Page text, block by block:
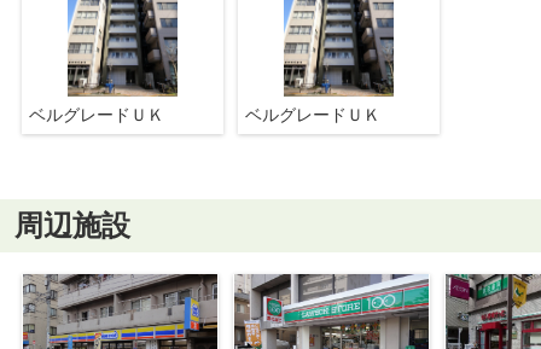
ベルグレードＵＫ ベルグレードＵＫ
周辺施設